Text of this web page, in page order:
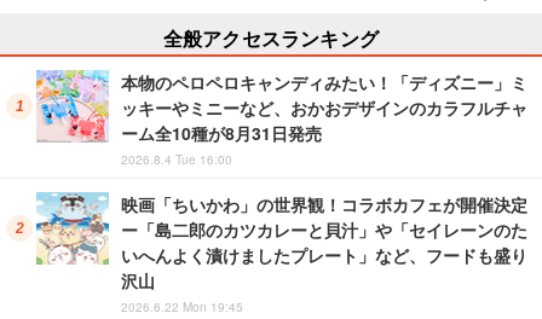
全般アクセスランキング
本物のペロペロキャンディみたい！「ディズニー」ミ
ッキーやミニーなど、おかおデザインのカラフルチャ
ーム全10種が8月31日発売
2026.8.4 Tue 16:00
映画「ちいかわ」の世界観！コラボカフェが開催決定
ー「島二郎のカツカレーと貝汁」や「セイレーンのた
いへんよく漬けましたプレート」など、フードも盛り
沢山
2026.6.22 Mon 19:45